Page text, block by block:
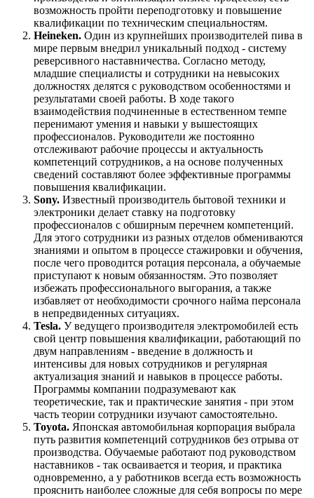
возможность пройти переподготовку и повышение
квалификации по техническим специальностям.
Heineken. Один из крупнейших производителей пива в
мире первым внедрил уникальный подход - систему
реверсивного наставничества. Согласно методу,
младшие специалисты и сотрудники на невысоких
должностях делятся с руководством особенностями и
результатами своей работы. В ходе такого
взаимодействия подчиненные в естественном темпе
перенимают умения и навыки у вышестоящих
профессионалов. Руководители же постоянно
отслеживают рабочие процессы и актуальность
компетенций сотрудников, а на основе полученных
сведений составляют более эффективные программы
повышения квалификации.
Sony. Известный производитель бытовой техники и
электроники делает ставку на подготовку
профессионалов с обширным перечнем компетенций.
Для этого сотрудники из разных отделов обмениваются
знаниями и опытом в процессе стажировки и обучения,
после чего проводится ротация персонала, а обучаемые
приступают к новым обязанностям. Это позволяет
избежать профессионального выгорания, а также
избавляет от необходимости срочного найма персонала
в непредвиденных ситуациях.
Tesla. У ведущего производителя электромобилей есть
свой центр повышения квалификации, работающий по
двум направлениям - введение в должность и
интенсивы для новых сотрудников и регулярная
актуализация знаний и навыков в процессе работы.
Программы компании подразумевают как
теоретические, так и практические занятия - при этом
часть теории сотрудники изучают самостоятельно.
Toyota. Японская автомобильная корпорация выбрала
путь развития компетенций сотрудников без отрыва от
производства. Обучаемые работают под руководством
наставников - так осваивается и теория, и практика
одновременно, а у работников всегда есть возможность
прояснить наиболее сложные для себя вопросы по мере